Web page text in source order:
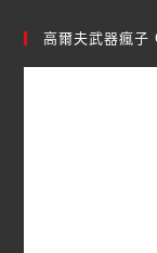
高爾夫武器瘋子